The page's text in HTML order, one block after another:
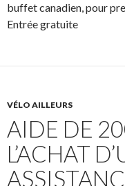
buffet canadien, pour
Entrée gratuite
VÉLO AILLEURS
AIDE DE
L’ACHAT